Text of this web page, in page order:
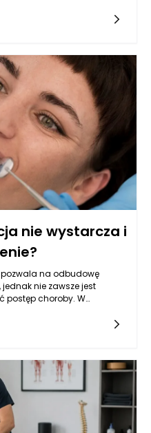
sprawną
nie wystarcza i
na odbudowę
nie zawsze jest
postęp choroby. W
i jakie opcje
szczególnie
preparaty, takie jak żele do